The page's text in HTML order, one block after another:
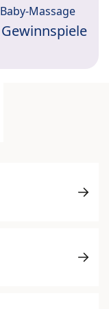
Baby-Massage
Gewinnspiele